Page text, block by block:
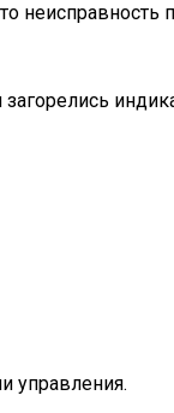
неисправность
управления.